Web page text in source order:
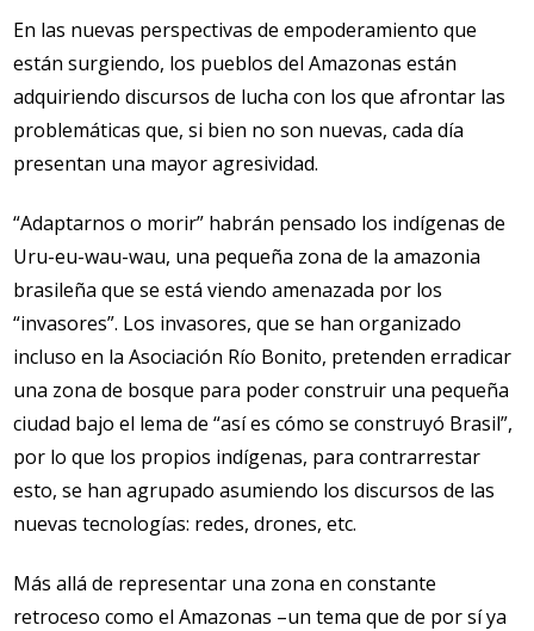
En las nuevas perspectivas de empoderamiento que
están surgiendo, los pueblos del Amazonas están
adquiriendo discursos de lucha con los que afrontar las
problemáticas que, si bien no son nuevas, cada día
presentan una mayor agresividad.
“Adaptarnos o morir” habrán pensado los indígenas de
Uru-eu-wau-wau, una pequeña zona de la amazonia
brasileña que se está viendo amenazada por los
“invasores”. Los invasores, que se han organizado
incluso en la Asociación Río Bonito, pretenden erradicar
una zona de bosque para poder construir una pequeña
ciudad bajo el lema de “así es cómo se construyó Brasil”,
por lo que los propios indígenas, para contrarrestar
esto, se han agrupado asumiendo los discursos de las
nuevas tecnologías: redes, drones, etc.
Más allá de representar una zona en constante
retroceso como el Amazonas –un tema que de por sí ya